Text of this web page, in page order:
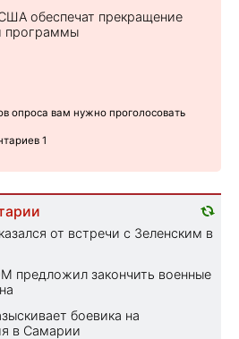
обеспечат прекращение
программы
опроса вам нужно проголосовать
1
от встречи с Зеленским в
предложил закончить военные
боевика на
в Самарии